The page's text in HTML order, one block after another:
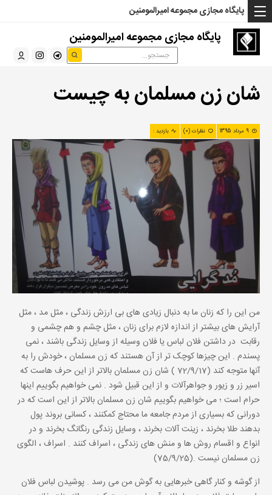
... Read more »" />
... Read more »" />... Read more »" />
پایگاه مجازی مجموعه امیرالمومنین
پایگاه مجازی مجموعه امیرالمومنین
شان زن مسلمان به چیست
9 مرداد 1395 نظرات (0) بازدید :
من این را که زنان ما به دنبال زیادی های بی ارزش زندگی ، مثل مد ، مثل
آرایش های بیشتر از اندازه لازم برای زنان ، مثل چشم و هم چشمی و
رقابت در داشتن فلان لباس یا فلان وسیله از وسایل زندگی باشند ، نمی
پسندم . این چیزها کوچک تر از آن هستند که زن مسلمان ، خودش را به
آنها متوجه کند (72/9/17 ) شان زن مسلمان بالاتر از این حرف هاست که
اسیر زر و زیور و جواهرآلات و از این قبیل شود . نمی خواهیم بگوییم اینها
حرام است ؛ می خواهیم بگوییم شان زن مسلمان بالاتر از این است که در
دورانی که بسیاری از مردم جامعه ما محتاج کمکنند ، کسانی بروند پول
بدهند طلا بخرند ، زینت آلات بخرند ، وسایل زندگی رنگانگ بخرند و در
انواع و اقسام روش ها و منش های زندگی ، اسراف کنند . اسراف ، الگوی
زن مسلمان نیست .(75/9/25)
از گوشه و کنار گاهی خبرهایی به گوش من می رسد . پوشیدن لباس فلان